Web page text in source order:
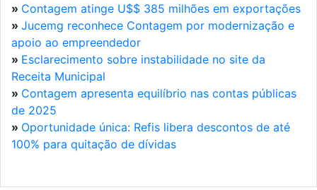
» Contagem atinge U$$ 385 milhões em exportações
» Jucemg reconhece Contagem por modernização e
apoio ao empreendedor
» Esclarecimento sobre instabilidade no site da
Receita Municipal
» Contagem apresenta equilíbrio nas contas públicas
de 2025
» Oportunidade única: Refis libera descontos de até
100% para quitação de dívidas